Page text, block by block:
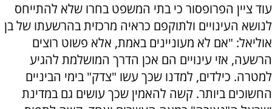
עוד ציין הפרופסור כי בתי המשפט בחרו שלא להתייחס
לנושא העינויים ולתוקפם כראיה מרכזית בהרשעתו של בן
אוליאל: "אם לא מעוניינים באמת, אלא פשוט רוצים
הרשעה, אזי עינויים הם אכן הדרך המושלמת להגיע
למטרה. כילדים, למדנו שכך עשו "צדק" בימי הביניים
החשוכים ביותר. קשה להאמין שכך עושים גם במדינת